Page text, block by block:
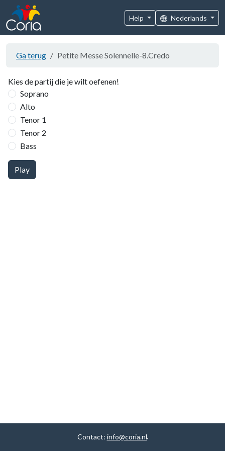
Help Nederlands
Ga terug Petite Messe Solennelle-8.Credo
Kies de partij die je wilt oefenen!
Soprano
Alto
Tenor 1
Tenor 2
Bass
Play
Contact: info@coria.nl.